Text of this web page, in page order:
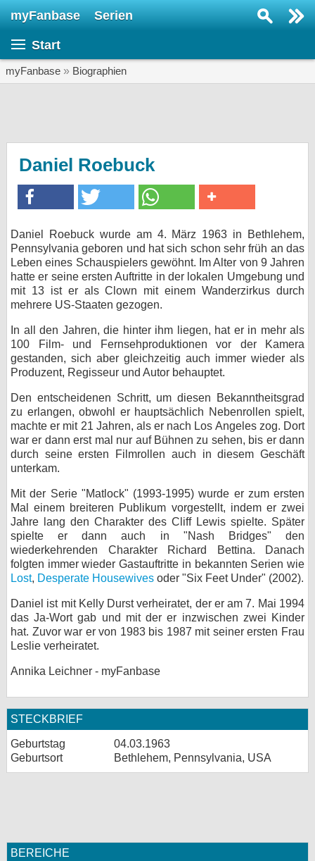
myFanbase Serien
Start
myFanbase » Biographien
Daniel Roebuck
Daniel Roebuck wurde am 4. März 1963 in Bethlehem,
Pennsylvania geboren und hat sich schon sehr früh an das
Leben eines Schauspielers gewöhnt. Im Alter von 9 Jahren
hatte er seine ersten Auftritte in der lokalen Umgebung und
mit 13 ist er als Clown mit einem Wanderzirkus durch
mehrere US-Staaten gezogen.
In all den Jahren, die hinter ihm liegen, hat er in mehr als
100 Film- und Fernsehproduktionen vor der Kamera
gestanden, sich aber gleichzeitig auch immer wieder als
Produzent, Regisseur und Autor behauptet.
Den entscheidenen Schritt, um diesen Bekanntheitsgrad
zu erlangen, obwohl er hauptsächlich Nebenrollen spielt,
machte er mit 21 Jahren, als er nach Los Angeles zog. Dort
war er dann erst mal nur auf Bühnen zu sehen, bis er dann
durch seine ersten Filmrollen auch in diesem Geschäft
unterkam.
Mit der Serie "Matlock" (1993-1995) wurde er zum ersten
Mal einem breiteren Publikum vorgestellt, indem er zwei
Jahre lang den Charakter des Cliff Lewis spielte. Später
spielte er dann auch in "Nash Bridges" den
wiederkehrenden Charakter Richard Bettina. Danach
folgten immer wieder Gastauftritte in bekannten Serien wie
Lost, Desperate Housewives oder "Six Feet Under" (2002).
Daniel ist mit Kelly Durst verheiratet, der er am 7. Mai 1994
das Ja-Wort gab und mit der er inzwischen zwei Kinder
hat. Zuvor war er von 1983 bis 1987 mit seiner ersten Frau
Leslie verheiratet.
Annika Leichner - myFanbase
STECKBRIEF
Geburtstag
04.03.1963
Geburtsort
Bethlehem, Pennsylvania, USA
BEREICHE
Veranstaltungen
KULTUR
Specials
SERVICE
Gewinnspiele
Forum
bei X
bei Facebook
Kontakt
Nutzungsbedingungen
Cookie-Einstellungen
Impressum
Desktop-Ansicht
myFanbase